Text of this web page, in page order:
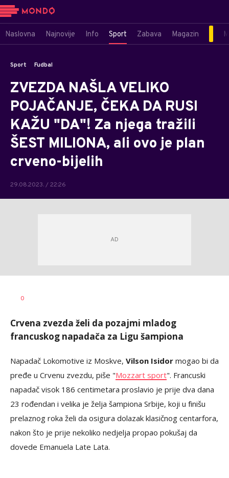
Naslovna Najnovije Info Sport Zabava Magazin
Sport Fudbal
ZVEZDA NAŠLA VELIKO
POJAČANJE, ČEKA DA RUSI
KAŽU "DA"! Za njega tražili
ŠEST MILIONA, ali ovo je plan
crveno-bijelih
29.08.2023. / 22:26
0
Crvena zvezda želi da pozajmi mladog
francuskog napadača za Ligu šampiona
Napadač Lokomotive iz Moskve, Vilson Isidor mogao bi da
pređe u Crvenu zvezdu, piše "Mozzart sport". Francuski
napadač visok 186 centimetara proslavio je prije dva dana
23 rođendan i velika je želja šampiona Srbije, koji u finišu
prelaznog roka želi da osigura dolazak klasičnog centarfora,
nakon što je prije nekoliko nedjelja propao pokušaj da
dovede Emanuela Late Lata.